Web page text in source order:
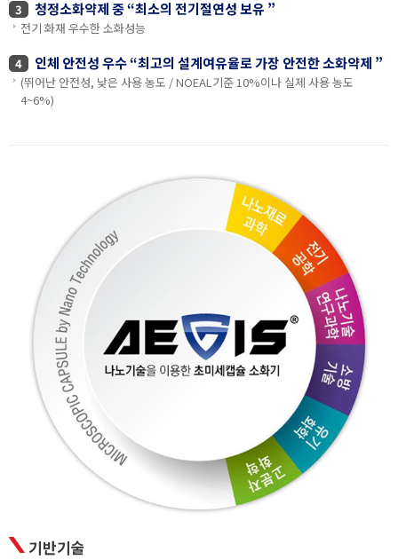
3 청정소화약제 중 “최소의 전기절연성 보유 ”
전기 화재 우수한 소화성능
4 인체 안전성 우수 “최고의 설계여유율로 가장 안전한 소화약제 ”
(뛰어난 안전성, 낮은 사용 농도 / NOEAL기준 10%이나 실제 사용 농도
4~6%)
기반기술